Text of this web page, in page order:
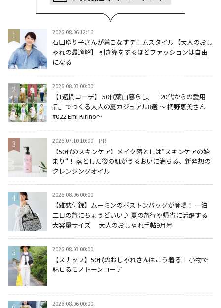
2026.08.06 12:16
石田ゆり子さんが着こなすデニムスタイル【大人のおし
ゃれの最適解】 引き算をするほどファッションは自由
になる
2026.08.03 00:00
【1週間コーデ】 50代葉山暮らし。「20代からの愛用
品」でつくる大人の夏カジュアル8選 ～ 桐野恵美さん
#022 Emi Kirino～
2026.07.10 10:00 PR
【50代のスキンケア】メイク落としは“スキンケアの始
まり“！ 落とした後の肌がうるおいに満ちる、新発想の
クレンジングオイル
2026.08.06 00:00
【雑誌付録】ムーミンのボストンバッグが登場！ 一泊
二日の旅にちょうどいい♪ 夏の旅行や帰省に活躍する
大容量サイズ 大人のおしゃれ手帖9月号
2026.08.03 00:00
【スナップ】50代のおしゃれさんはこう着る！ 小物で
魅せるモノトーンコーデ
2026.08.06 00:00